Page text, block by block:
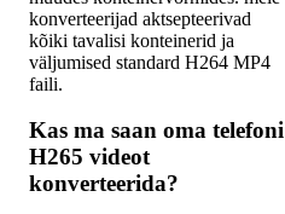
konverteerijad aktsepteerivad
kõiki tavalisi konteinerid ja
väljumised standard H264 MP4
faili.
Kas ma saan oma telefoni
H265 videot
konverteerida?